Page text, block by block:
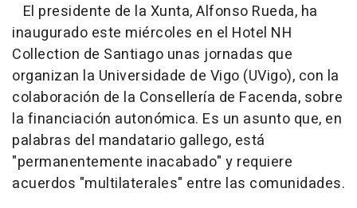
El presidente de la Xunta, Alfonso Rueda, ha
inaugurado este miércoles en el Hotel NH
Collection de Santiago unas jornadas que
organizan la Universidade de Vigo (UVigo), con la
colaboración de la Consellería de Facenda, sobre
la financiación autonómica. Es un asunto que, en
palabras del mandatario gallego, está
"permanentemente inacabado" y requiere
acuerdos "multilaterales" entre las comunidades.